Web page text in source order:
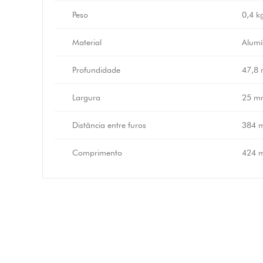
Peso 0,4
Material
Profundidade 47,8
Largura 25
Distância entre furos 384
Comprimento 424